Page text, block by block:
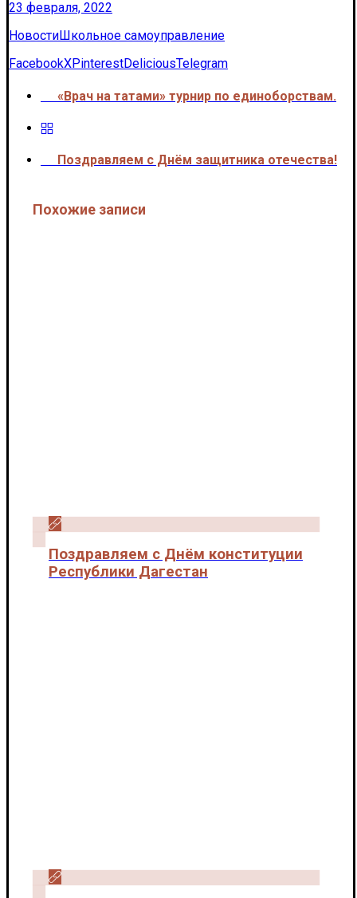
23 февраля, 2022
НовостиШкольное самоуправление
FacebookXPinterestDeliciousTelegram
«Врач на татами» турнир по единоборствам.
Поздравляем с Днём защитника отечества!
Похожие записи
Поздравляем с Днём конституции
Республики Дагестан